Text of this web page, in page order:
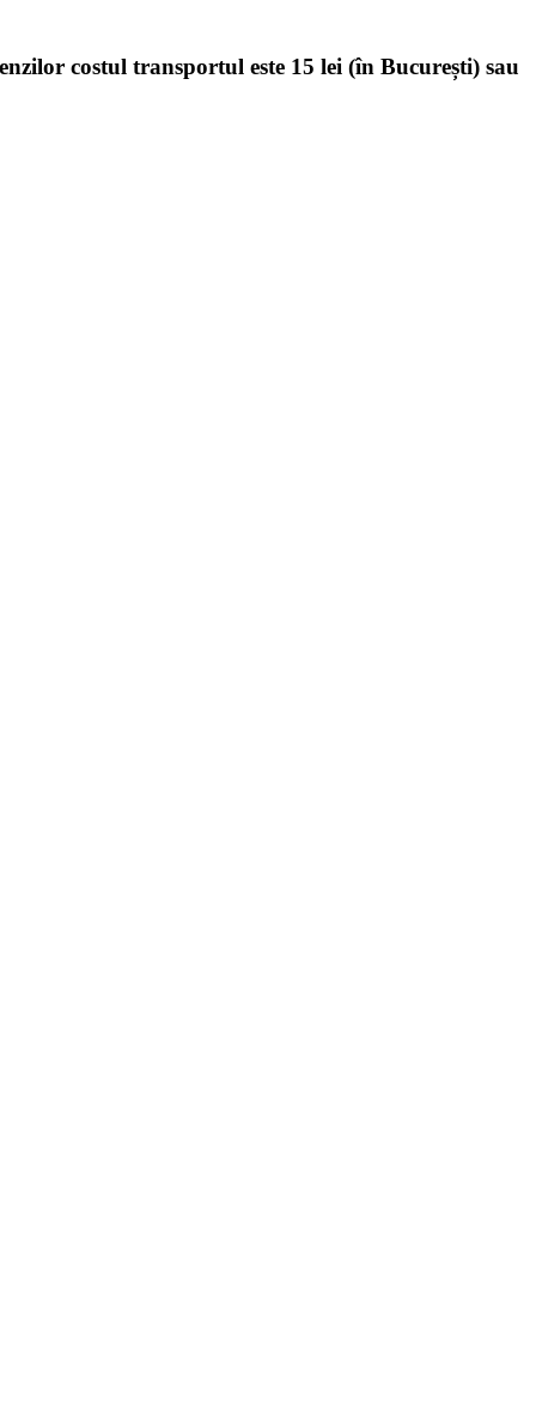
costul transportul este 15 lei (în București) sau